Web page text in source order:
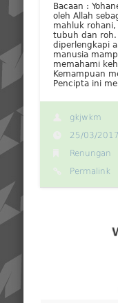
Bacaan :
oleh Allah
mahluk
tubuh dan
diperlengkapi
manusia
memahami
Kemampuan
Pencipta ini
gkjwkm
25/03/2017
Renungan
Permalink